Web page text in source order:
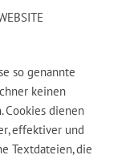
so genannte
keinen
Cookies dienen
effektiver und
Textdateien, die